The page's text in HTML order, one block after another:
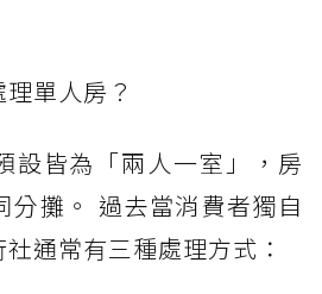
單人房？
設皆為「兩人一室」，房
分攤。 過去當消費者獨自
通常有三種處理方式：